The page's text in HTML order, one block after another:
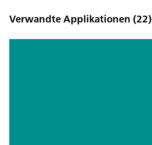
Verwandte Applikationen (22)